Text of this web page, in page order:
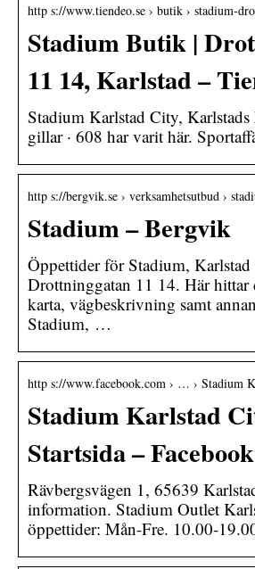
http s://www.tiendeo.se › butik › stadium-
Stadium Butik |
11 14, Karlstad –
Stadium Karlstad City,
gillar · 608 har varit här.
http s://bergvik.se › verksamhetsutbud ›
Stadium – Bergvik
Öppettider för Stadium,
Drottninggatan 11 14. Här hittar
karta, vägbeskrivning samt
Stadium, …
http s://www.facebook.com › … › Stadium
Stadium Karlstad
Startsida – Facebook
Rävbergsvägen 1, 65639
information. Stadium Outlet
öppettider: Mån-Fre. 10.00-